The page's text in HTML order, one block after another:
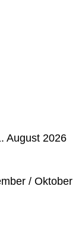
2026
/ Oktober